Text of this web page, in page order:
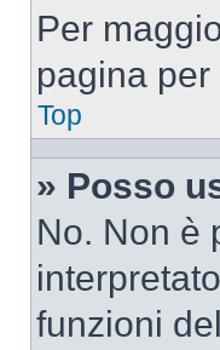
Per
pagina per
Top
» Posso
No. Non è
funzioni